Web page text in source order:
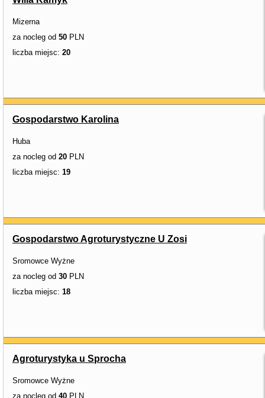
Mizerna
za nocleg od 50 PLN
liczba miejsc: 20
Gospodarstwo Karolina
Huba
za nocleg od 20 PLN
liczba miejsc: 19
Gospodarstwo Agroturystyczne U Zosi
Sromowce Wyżne
za nocleg od 30 PLN
liczba miejsc: 18
Agroturystyka u Sprocha
Sromowce Wyżne
za nocleg od 40 PLN